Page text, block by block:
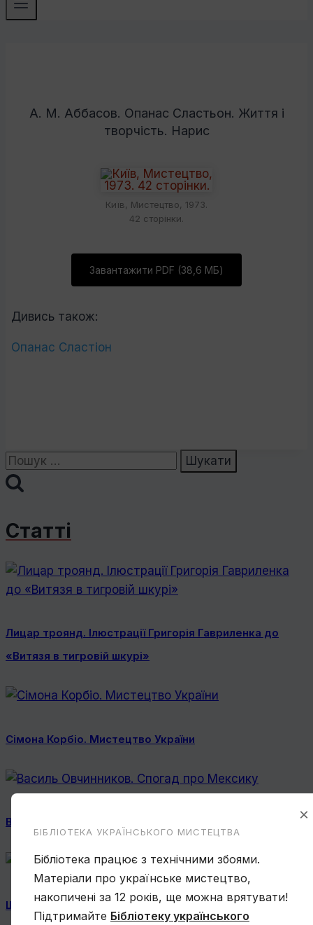
А. М. Аббасов. Опанас Сластьон. Життя і
творчість. Нарис
Київ, Мистецтво, 1973.
42 сторінки.
Завантажити PDF (38,6 МБ)
Дивись також:
Опанас Сластіон
Пошук:
Статті
Лицар троянд. Ілюстрації Григорія Гавриленка до
«Витязя в тигровій шкурі»
Сімона Корбіо. Мистецтво України
Василь Овчинников. Спогад про Мексику
Ще один учень Нарбута і його «Енеїда»
×
БІБЛІОТЕКА УКРАЇНСЬКОГО МИСТЕЦТВА
Бібліотека працює з технічними збоями.
Матеріали про українське мистецтво,
накопичені за 12 років, ще можна врятувати!
Підтримайте Бібліотеку українського